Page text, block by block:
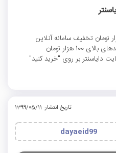
کردن کد تخفیف از 15 هزار تومان تخفیف سامانه آنلاین
تخفیف گروهی دایاسنتر برای سبدهای بالای 100 هزار تومان
دایاسنتر بر روی "خرید کنید"
تاریخ انتشار: 1399/05/11
dayaeid99